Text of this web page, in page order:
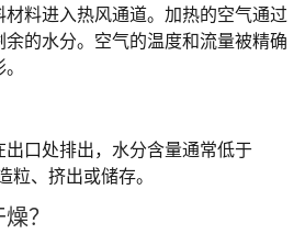
料进入热风通道。加热的空气通过
的水分。空气的温度和流量被精确
口处排出，水分含量通常低于
粒、挤出或储存。
？